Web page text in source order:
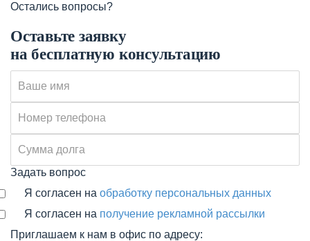
Остались вопросы?
Оставьте заявку
на бесплатную консультацию
Задать вопрос
Я согласен на обработку персональных данных
Я согласен на получение рекламной рассылки
Приглашаем к нам в офис по адресу: